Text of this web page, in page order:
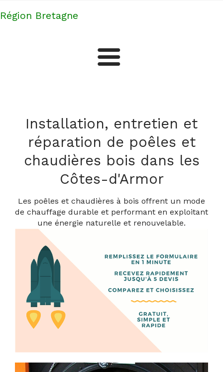
Région Bretagne
Chauffagistes
Techniciens en climatisation
Installateurs de ventilation
Plus d'artisans et professionnels dans les Côtes-d'Armor
Installation, entretien et
réparation de poêles et
chaudières bois dans les
Côtes-d'Armor
Les poêles et chaudières à bois offrent un mode
de chauffage durable et performant en exploitant
une énergie naturelle et renouvelable.